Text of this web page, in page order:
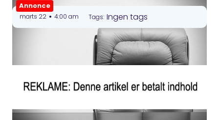
Annonce
marts 22 • 4:00 am Tags: Ingen tags